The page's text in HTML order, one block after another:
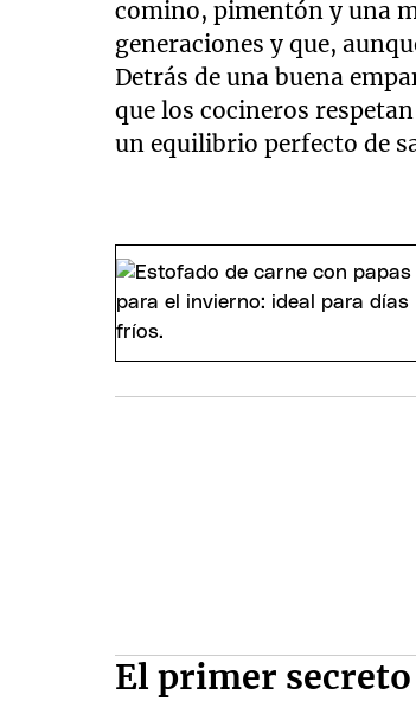
comino, pimentón y una
generaciones y que,
Detrás de una buena
que los cocineros
un equilibrio perfecto de
El primer